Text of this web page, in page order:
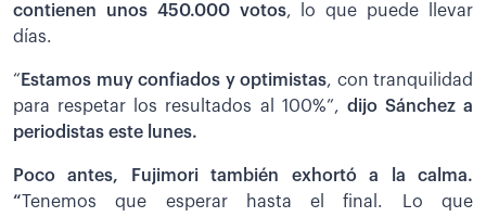
contienen unos 450.000 votos, lo que puede llevar
días.
“ Estamos muy confiados y optimistas, con tranquilidad
para respetar los resultados al 100%”, dijo Sánchez a
periodistas este lunes.
Poco antes, Fujimori también exhortó a la calma.
“Tenemos que esperar hasta el final. Lo que